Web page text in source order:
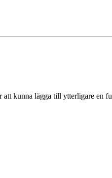
att kunna lägga till ytterligare en